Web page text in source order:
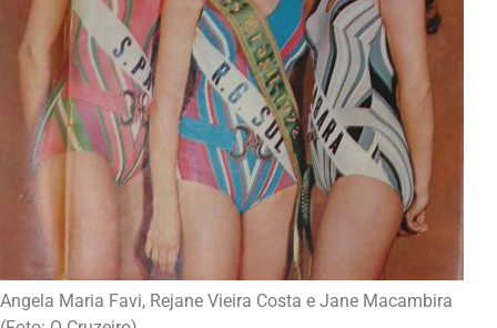
Angela Maria Favi, Rejane Vieira Costa e Jane Macambira